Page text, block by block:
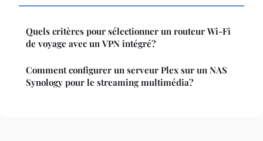
Quels critères pour sélectionner un routeur Wi-Fi
de voyage avec un VPN intégré?
Comment configurer un serveur Plex sur un NAS
Synology pour le streaming multimédia?